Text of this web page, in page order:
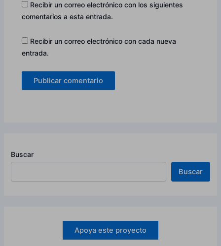
Recibir un correo electrónico con los siguientes
comentarios a esta entrada.
Recibir un correo electrónico con cada nueva
entrada.
Buscar
Buscar
Apoya este proyecto